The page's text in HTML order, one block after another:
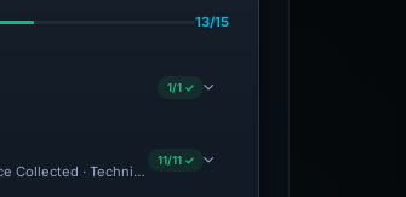
13/15
1/1 ✓
Collected · Technical Analysis Recorded · VT Detection -1 ·
11/11 ✓